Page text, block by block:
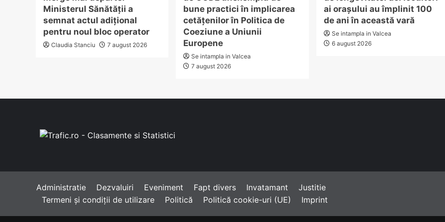
Ministerul Sănătății a
semnat actul adițional
pentru noul bloc operator
Claudia Stanciu 7 august 2026
bune practici în implicarea
cetățenilor în Politica de
Coeziune a Uniunii
Europene
Se intampla in Valcea
7 august 2026
ai orașului au împlinit 100
de ani în această vară
Se intampla in Valcea
6 august 2026
Administratie Dezvaluiri Eveniment Fapt divers Invatamant
Justitie
Termeni și condiții de utilizare
Politică Politică cookie-uri (UE) Imprint